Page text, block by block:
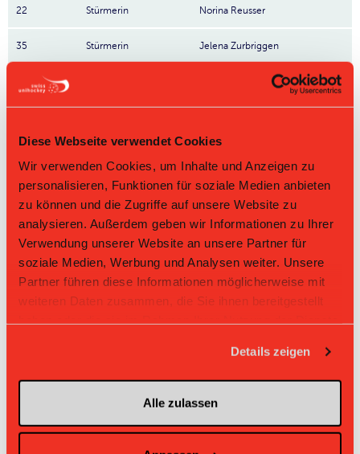
Diese Webseite verwendet Cookies
Wir verwenden Cookies, um Inhalte und Anzeigen zu
personalisieren, Funktionen für soziale Medien anbieten
zu können und die Zugriffe auf unsere Website zu
analysieren. Außerdem geben wir Informationen zu Ihrer
Verwendung unserer Website an unsere Partner für
soziale Medien, Werbung und Analysen weiter. Unsere
Partner führen diese Informationen möglicherweise mit
weiteren Daten zusammen, die Sie ihnen bereitgestellt
Details zeigen
Alle zulassen
22 Stürmerin Norina Reusser
35 Stürmerin Jelena Zurbriggen
Nr: Nummer
Tabelle Damen GF L-UPL Gruppe 1 2025/26 per
07.08.2026
Men
Women
HNLB DNLB andere
Rg. Team Sp TD PQ P
Wizards 18 +45 2.556
3 Jets 18 +52 2.167 39
+38
6 Laupen ZH 18 -23 1.167 21